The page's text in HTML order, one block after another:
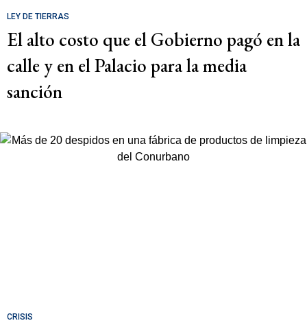
LEY DE TIERRAS
El alto costo que el Gobierno pagó en la
calle y en el Palacio para la media
sanción
CRISIS